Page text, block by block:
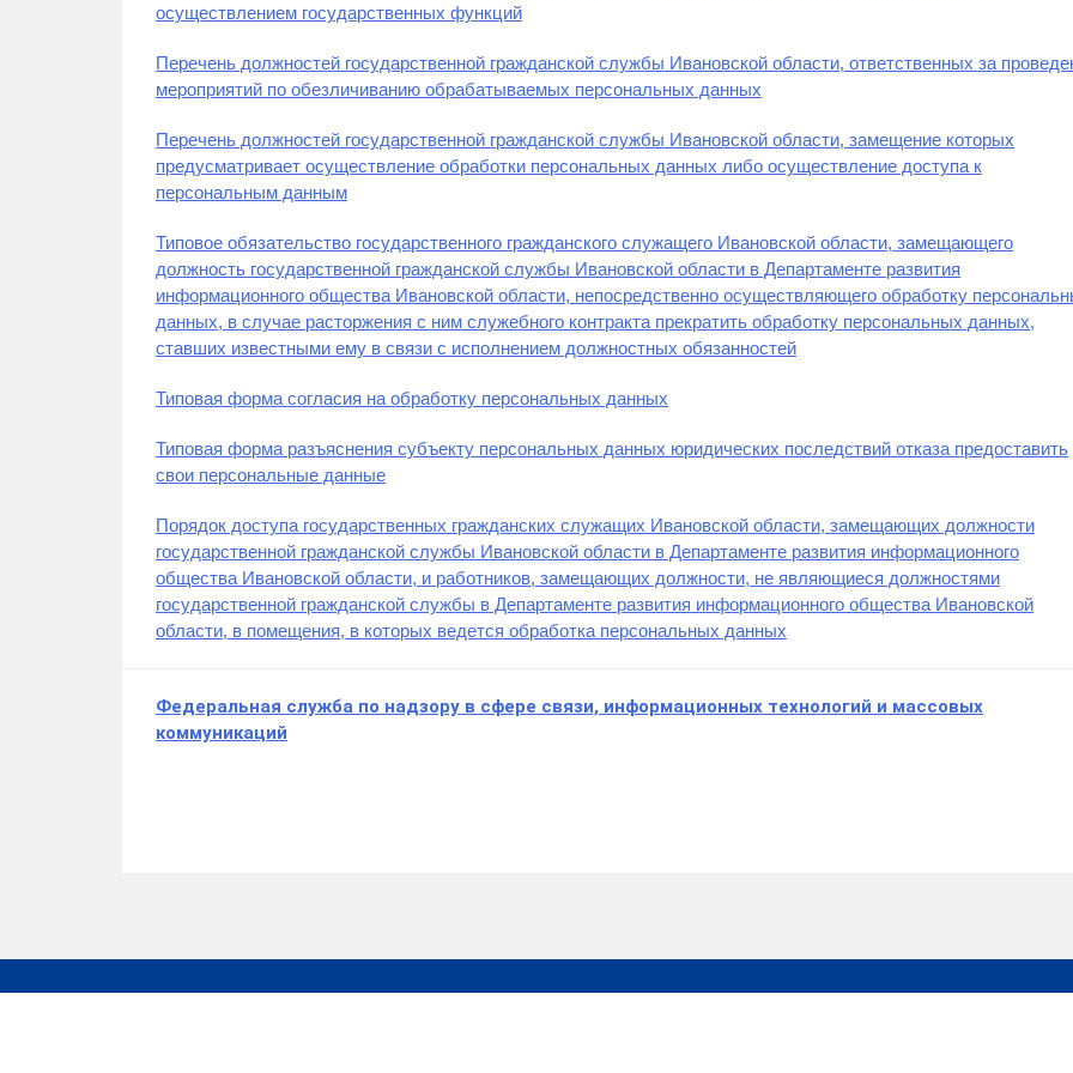
осуществлением государственных функций
Перечень должностей государственной гражданской службы Ивановской области, ответственных за
мероприятий по обезличиванию обрабатываемых персональных данных
Перечень должностей государственной гражданской службы Ивановской области, замещение которых
предусматривает осуществление обработки персональных данных либо осуществление доступа к
персональным данным
Типовое обязательство государственного гражданского служащего Ивановской области, замещающего
должность государственной гражданской службы Ивановской области в Департаменте развития
информационного общества Ивановской области, непосредственно осуществляющего обработку
данных, в случае расторжения с ним служебного контракта прекратить обработку персональных данных,
ставших известными ему в связи с исполнением должностных обязанностей
Типовая форма согласия на обработку персональных данных
Типовая форма разъяснения субъекту персональных данных юридических последствий отказа предоставить
свои персональные данные
Порядок доступа государственных гражданских служащих Ивановской области, замещающих должности
государственной гражданской службы Ивановской области в Департаменте развития информационного
общества Ивановской области, и работников, замещающих должности, не являющиеся должностями
государственной гражданской службы в Департаменте развития информационного общества Ивановской
области, в помещения, в которых ведется обработка персональных данных
Федеральная служба по надзору в сфере связи, информационных технологий и массовых
коммуникаций